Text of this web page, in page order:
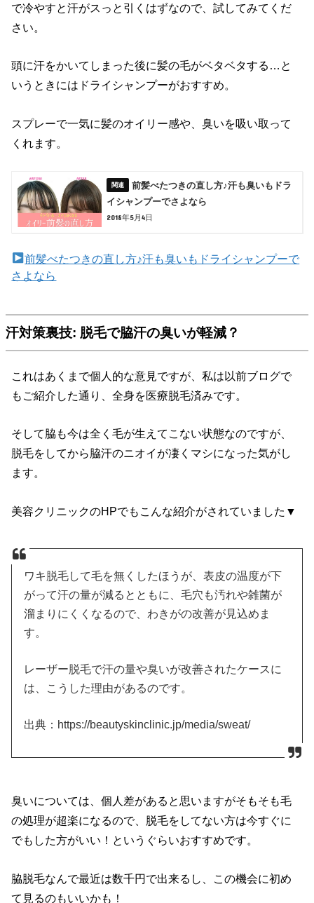
で冷やすと汗がスっと引くはずなので、試してみてくだ
さい。
頭に汗をかいてしまった後に髪の毛がベタベタする…と
いうときにはドライシャンプーがおすすめ。
スプレーで一気に髪のオイリー感や、臭いを吸い取って
くれます。
前髪べたつきの直し方♪汗も臭いもドラ
イシャンプーでさよなら
2018年5月4日
前髪べたつきの直し方♪汗も臭いもドライシャンプーで
さよなら
汗対策裏技: 脱毛で脇汗の臭いが軽減？
これはあくまで個人的な意見ですが、私は以前ブログで
もご紹介した通り、全身を医療脱毛済みです。
そして脇も今は全く毛が生えてこない状態なのですが、
脱毛をしてから脇汗のニオイが凄くマシになった気がし
ます。
美容クリニックのHPでもこんな紹介がされていました▼
ワキ脱毛して毛を無くしたほうが、表皮の温度が下
がって汗の量が減るとともに、毛穴も汚れや雑菌が
溜まりにくくなるので、わきがの改善が見込めま
す。
レーザー脱毛で汗の量や臭いが改善されたケースに
は、こうした理由があるのです。
出典：https://beautyskinclinic.jp/media/sweat/
臭いについては、個人差があると思いますがそもそも毛
の処理が超楽になるので、脱毛をしてない方は今すぐに
でもした方がいい！というぐらいおすすめです。
脇脱毛なんで最近は数千円で出来るし、この機会に初め
て見るのもいいかも！